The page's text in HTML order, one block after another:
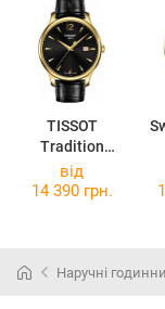
TISSOT
Tradition
T063.610.36.0
57.00
від
14 390 грн.
Наручні